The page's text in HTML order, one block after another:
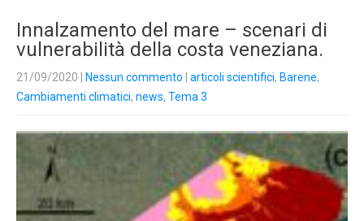
Innalzamento del mare – scenari di
vulnerabilità della costa veneziana.
21/09/2020 Nessun commento articoli scientifici, Barene,
Cambiamenti climatici, news, Tema 3